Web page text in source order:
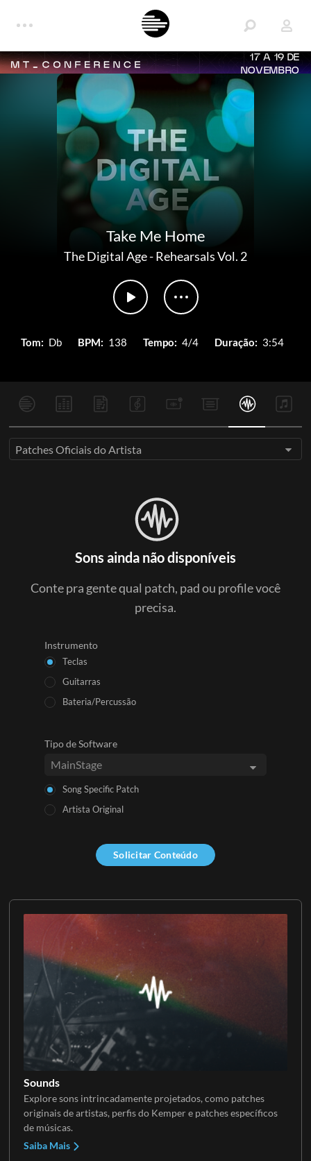
17 A 19 DE
NOVEMBRO
Take Me Home
The Digital Age-Rehearsals Vol. 2
Tom: Db BPM: 138 Tempo: 4/4 Duração: 3:54
Sounds
Explore sons intrincadamente projetados, como patches
originais de artistas, perfis do Kemper e patches específicos
de músicas.
Saiba Mais
Patches Oficiais do Artista
Sons ainda não disponíveis
Conte pra gente qual patch, pad ou profile você
precisa.
Instrumento
Teclas
Guitarras
Bateria/Percussão
Tipo de Software
Song Specific Patch
Artista Original
Solicitar Conteúdo